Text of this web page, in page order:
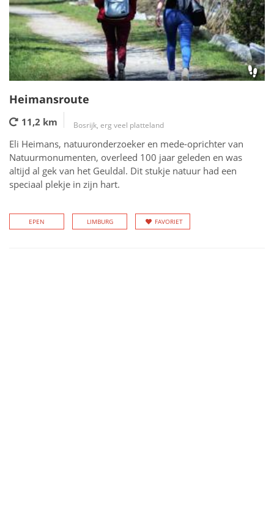
Heimansroute
11,2 km Bosrijk, erg veel platteland
Eli Heimans, natuuronderzoeker en mede-oprichter van
Natuurmonumenten, overleed 100 jaar geleden en was
altijd al gek van het Geuldal. Dit stukje natuur had een
speciaal plekje in zijn hart.
EPEN LIMBURG FAVORIET